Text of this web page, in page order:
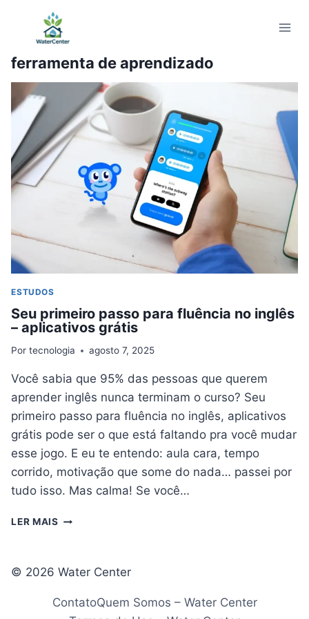
Conteúdo
ferramenta de aprendizado
ESTUDOS
Seu primeiro passo para fluência no inglês
– aplicativos grátis
Por tecnologia agosto 7, 2025
Você sabia que 95% das pessoas que querem
aprender inglês nunca terminam o curso? Seu
primeiro passo para fluência no inglês, aplicativos
grátis pode ser o que está faltando pra você mudar
esse jogo. E eu te entendo: aula cara, tempo
corrido, motivação que some do nada… passei por
tudo isso. Mas calma! Se você…
LER MAIS SEU
FLUÊNCIA
INGLÊS
© 2026 Water Center
ContatoQuem Somos – Water Center